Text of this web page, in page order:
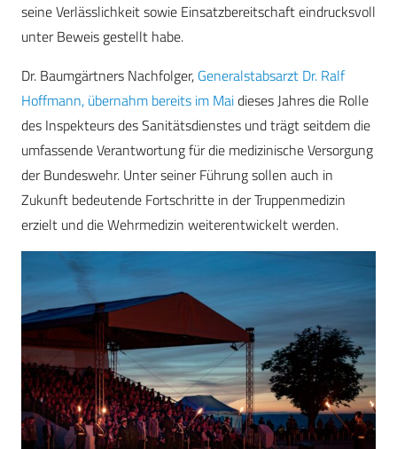
seine Verlässlichkeit sowie Einsatzbereitschaft eindrucksvoll
unter Beweis gestellt habe.
Dr. Baumgärtners Nachfolger, Generalstabsarzt Dr. Ralf
Hoffmann, übernahm bereits im Maidieses Jahres die Rolle
des Inspekteurs des Sanitätsdienstes und trägt seitdem die
umfassende Verantwortung für die medizinische Versorgung
der Bundeswehr. Unter seiner Führung sollen auch in
Zukunft bedeutende Fortschritte in der Truppenmedizin
erzielt und die Wehrmedizin weiterentwickelt werden.